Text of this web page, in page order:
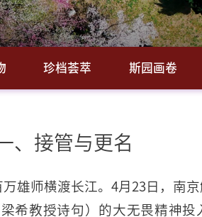
珍档荟萃 斯园画卷
、接管与更名
万雄师横渡长江。4月23日，南
希教授诗句）的大无畏精神